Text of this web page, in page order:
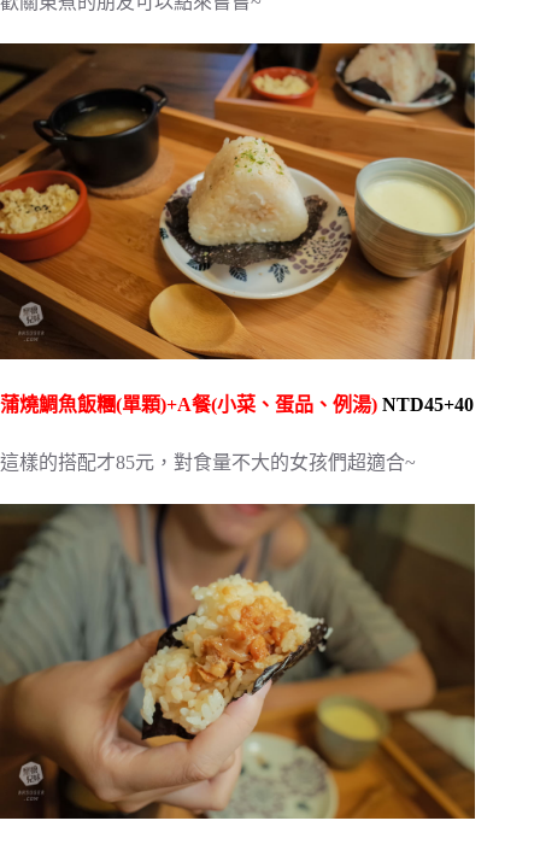
蒲燒鯛魚飯糰(單顆)+A餐(小菜、蛋品、例湯) NTD45+40
這樣的搭配才85元，對食量不大的女孩們超適合~